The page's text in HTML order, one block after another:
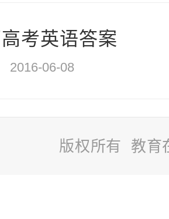
考英语答案
2016-06-08
版权所有 教育